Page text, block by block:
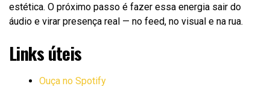
estética. O próximo passo é fazer essa energia sair do
áudio e virar presença real — no feed, no visual e na rua.
Links úteis
Ouça no Spotify